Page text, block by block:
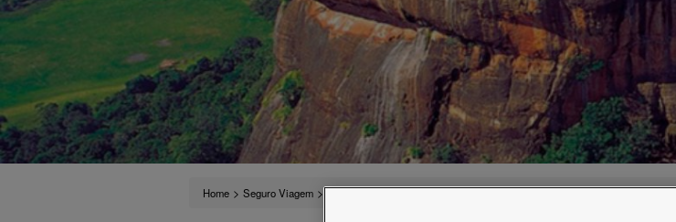
Home > Seguro Viagem >Ásia>Sri Lanka